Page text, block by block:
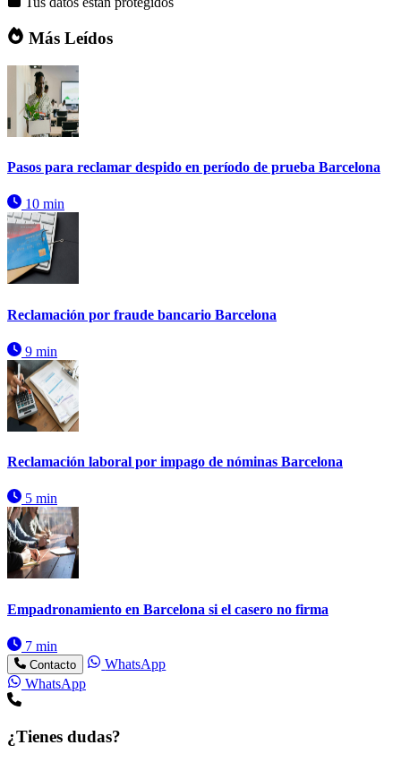
Más Leídos
Pasos para reclamar despido en período de prueba Barcelona
10 min
Reclamación por fraude bancario Barcelona
9 min
Reclamación laboral por impago de nóminas Barcelona
5 min
Empadronamiento en Barcelona si el casero no firma
7 min
Contacto
WhatsApp
WhatsApp
¿Tienes dudas?